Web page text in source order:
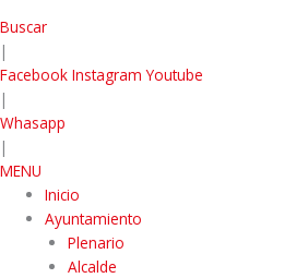
Buscar
|
Facebook Instagram Youtube
|
Whasapp
|
MENU
Inicio
Ayuntamiento
Plenario
Alcalde